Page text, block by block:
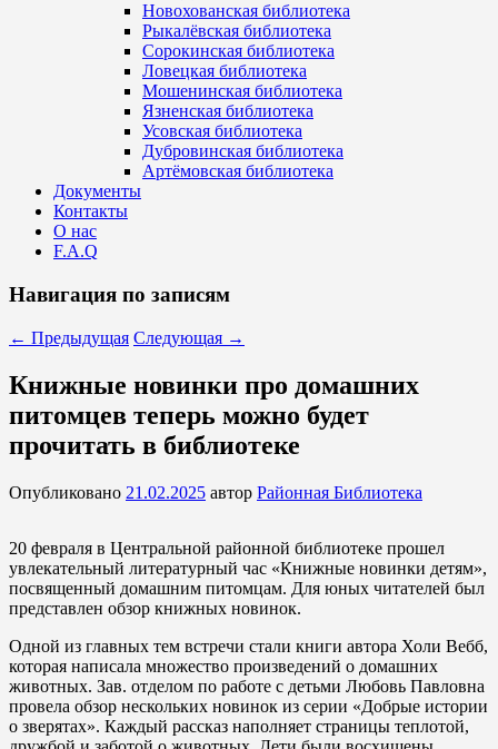
Новохованская библиотека
Рыкалёвская библиотека
Сорокинская библиотека
Ловецкая библиотека
Мошенинская библиотека
Язненская библиотека
Усовская библиотека
Дубровинская библиотека
Артёмовская библиотека
Документы
Контакты
О нас
F.A.Q
Навигация по записям
← Предыдущая Следующая →
Книжные новинки про домашних
питомцев теперь можно будет
прочитать в библиотеке
Опубликовано 21.02.2025 автор Районная Библиотека
20 февраля в Центральной районной библиотеке прошел
увлекательный литературный час «Книжные новинки детям»,
посвященный домашним питомцам. Для юных читателей был
представлен обзор книжных новинок.
Одной из главных тем встречи стали книги автора Холи Вебб,
которая написала множество произведений о домашних
животных. Зав. отделом по работе с детьми Любовь Павловна
провела обзор нескольких новинок из серии «Добрые истории
о зверятах». Каждый рассказ наполняет страницы теплотой,